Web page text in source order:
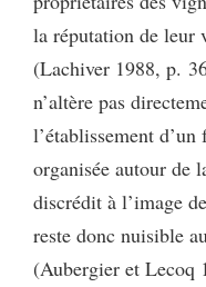
la réputation de leur
(Lachiver 1988, p.
n’altère pas
l’établissement
organisée autour de
discrédit à l’image
reste donc nuisible
(Aubergier et Lecoq